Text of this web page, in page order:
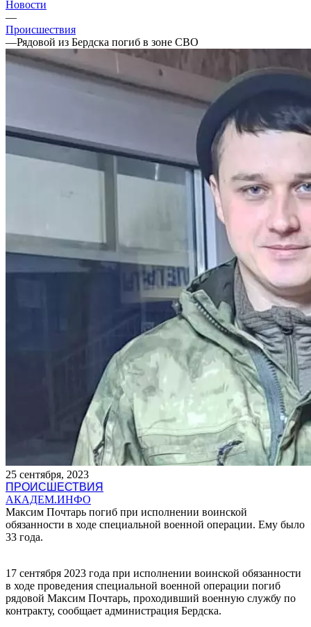
Новости
—
Происшествия
—Рядовой из Бердска погиб в зоне СВО
25 сентября, 2023
ПРОИСШЕСТВИЯ
АКАДЕМ.ИНФО
Максим Почтарь погиб при исполнении воинской
обязанности в ходе специальной военной операции. Ему было
33 года.
17 сентября 2023 года при исполнении воинской обязанности
в ходе проведения специальной военной операции погиб
рядовой Максим Почтарь, проходивший военную службу по
контракту, сообщает администрация Бердска.